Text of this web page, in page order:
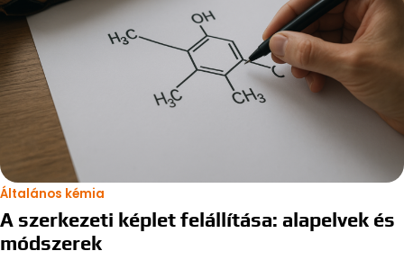
Általános kémia
A szerkezeti képlet felállítása: alapelvek és
módszerek